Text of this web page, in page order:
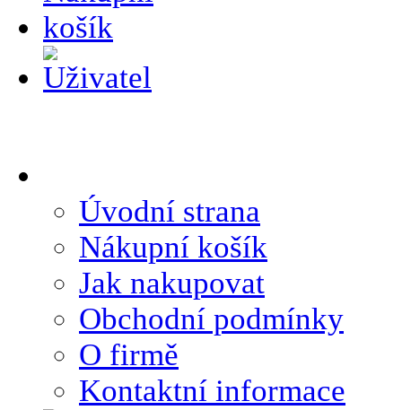
Úvodní strana
Nákupní košík
Jak nakupovat
Obchodní podmínky
O firmě
Kontaktní informace